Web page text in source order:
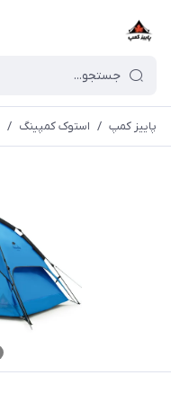
پاییز کمپ / استوک کمپینگ /